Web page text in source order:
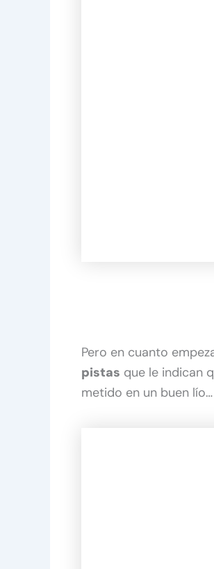
Pero en cuanto
pistas que le indican
metido en un buen lío…